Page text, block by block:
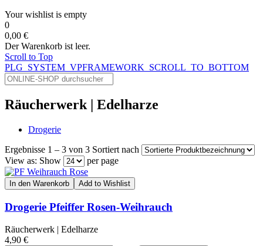
Your wishlist is empty
0
0,00 €
Der Warenkorb ist leer.
Scroll to Top
PLG_SYSTEM_VPFRAMEWORK_SCROLL_TO_BOTTOM
Räucherwerk | Edelharze
Drogerie
Ergebnisse 1 – 3 von 3 Sortiert nach
View as: Show per page
In den Warenkorb Add to Wishlist
Drogerie Pfeiffer Rosen-Weihrauch
Räucherwerk | Edelharze
4,90 €